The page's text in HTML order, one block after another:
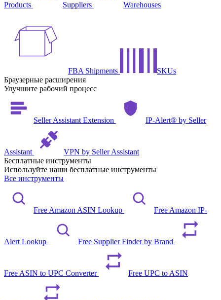
Products Suppliers Warehouses
FBA Shipments
SKUs
Браузерные расширения
Улучшите рабочий процесс
Seller Assistant Extension IP-Alert® by Seller
Assistant
VPN by Seller Assistant
Бесплатные инструменты
Используйте наши бесплатные инструменты
Все инструменты
Free Amazon ASIN Lookup Free Amazon IP-
Alert Lookup Free Supplier Finder by Brand
Free ASIN to UPC Converter Free UPC to ASIN